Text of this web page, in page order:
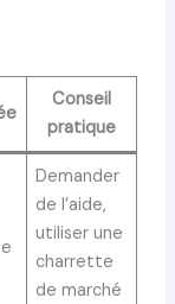
Conseil
pratique
Demander
de l’aide,
utiliser une
charrette
de marché